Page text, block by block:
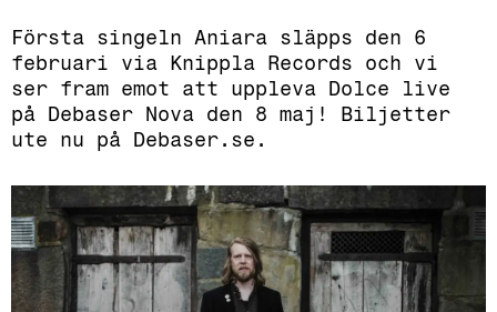
Första singeln Aniara släpps den 6
februari via Knippla Records och vi
ser fram emot att uppleva Dolce live
på Debaser Nova den 8 maj! Biljetter
ute nu på Debaser.se.